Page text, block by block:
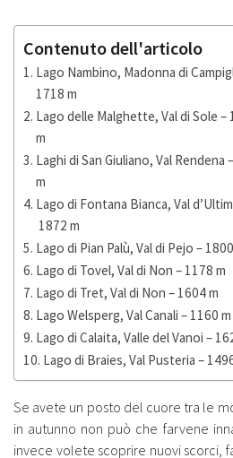
Contenuto dell'articolo
Lago Nambino, Madonna di
1718 m
Lago delle Malghette, Val di Sole –
m
Laghi di San Giuliano, Val Rendena
m
Lago di Fontana Bianca, Val
1872 m
Lago di Pian Palù, Val di Pejo –
Lago di Tovel, Val di Non – 1178 m
Lago di Tret, Val di Non – 1604 m
Lago Welsperg, Val Canali – 1160 m
Lago di Calaita, Valle del Vanoi –
Lago di Braies, Val Pusteria –
Se avete un posto del cuore tra le
in autunno non può che farvene
invece volete scoprire nuovi scorci,